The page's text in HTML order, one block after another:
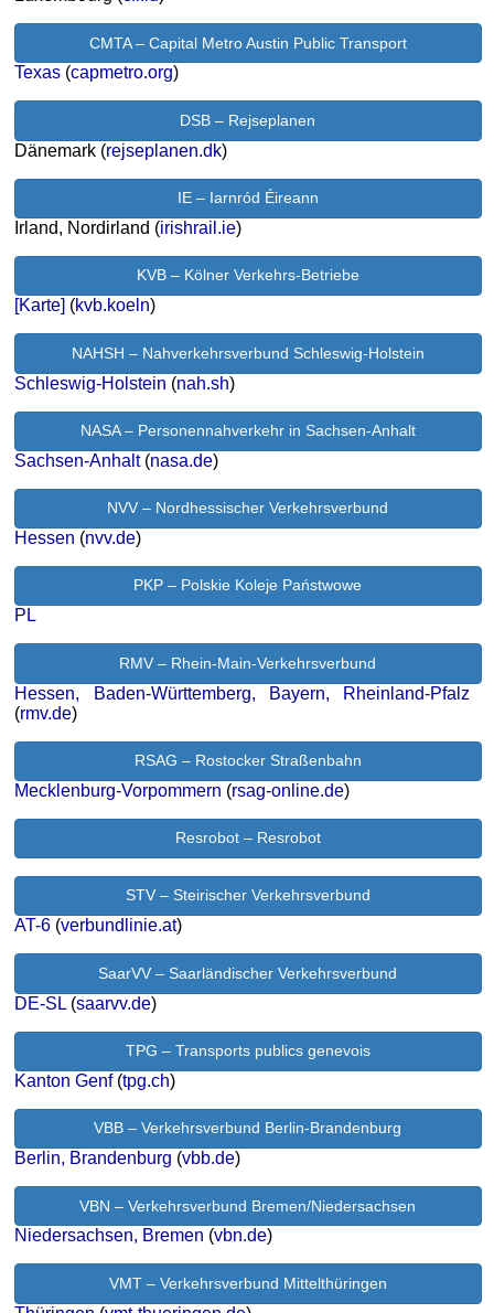
CMTA – Capital Metro Austin Public Transport
Texas (capmetro.org)
DSB – Rejseplanen
Dänemark (rejseplanen.dk)
IE – Iarnród Éireann
Irland, Nordirland (irishrail.ie)
KVB – Kölner Verkehrs-Betriebe
[Karte] (kvb.koeln)
NAHSH – Nahverkehrsverbund Schleswig-Holstein
Schleswig-Holstein (nah.sh)
NASA – Personennahverkehr in Sachsen-Anhalt
Sachsen-Anhalt(nasa.de)
NVV – Nordhessischer Verkehrsverbund
Hessen (nvv.de)
PKP – Polskie Koleje Państwowe
PL
RMV – Rhein-Main-Verkehrsverbund
Hessen, Baden-Württemberg, Bayern, Rheinland-Pfalz
(rmv.de)
RSAG – Rostocker Straßenbahn
Mecklenburg-Vorpommern (rsag-online.de)
Resrobot – Resrobot
STV – Steirischer Verkehrsverbund
AT-6 (verbundlinie.at)
SaarVV – Saarländischer Verkehrsverbund
DE-SL (saarvv.de)
TPG – Transports publics genevois
Kanton Genf(tpg.ch)
VBB – Verkehrsverbund Berlin-Brandenburg
Berlin, Brandenburg (vbb.de)
VBN – Verkehrsverbund Bremen/Niedersachsen
Niedersachsen, Bremen (vbn.de)
VMT – Verkehrsverbund Mittelthüringen